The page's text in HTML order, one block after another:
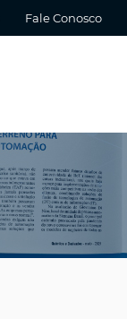
Fale Conosco